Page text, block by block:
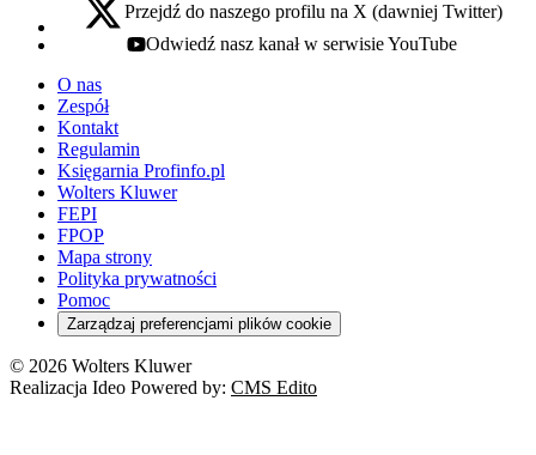
x - otwiera się w nowej karcie
Przejdź do naszego profilu na X (dawniej Twitter)
youtube - otwiera się w nowej karcie
Odwiedź nasz kanał w serwisie YouTube
O nas
Zespół
Kontakt
Regulamin
Księgarnia Profinfo.pl
Wolters Kluwer
FEPI
FPOP
Mapa strony
Polityka prywatności
Pomoc
Zarządzaj preferencjami plików cookie
© 2026 Wolters Kluwer
Realizacja Ideo Powered by: CMS Edito